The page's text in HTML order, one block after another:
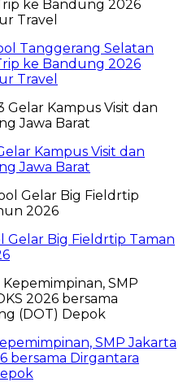
Tanggerang Selatan
ke Bandung 2026
Travel
Kampus Visit dan
Jawa Barat
Gelar Big Fieldrtip Taman
SMP Jakarta
bersama Dirgantara